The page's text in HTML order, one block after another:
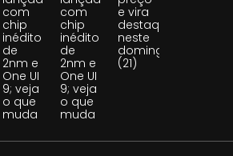
com
chip
inédito
de
2nm e
One UI
9; veja
o que
muda
com
chip
inédito
de
2nm e
One UI
9; veja
o que
muda
e vira
destaque
neste
domingo
(21)